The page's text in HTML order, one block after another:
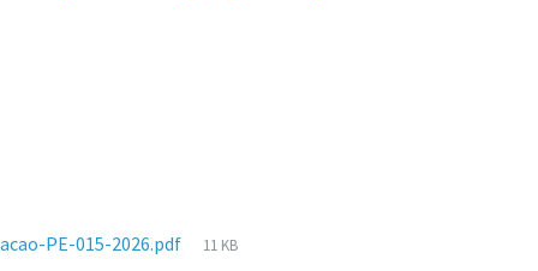
PE-015-2026.pdf
Tamanho
11 KB